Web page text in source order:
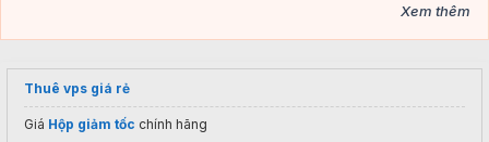
Xem thêm
Thuê vps giá rẻ
Giá Hộp giảm tốc chính hãng